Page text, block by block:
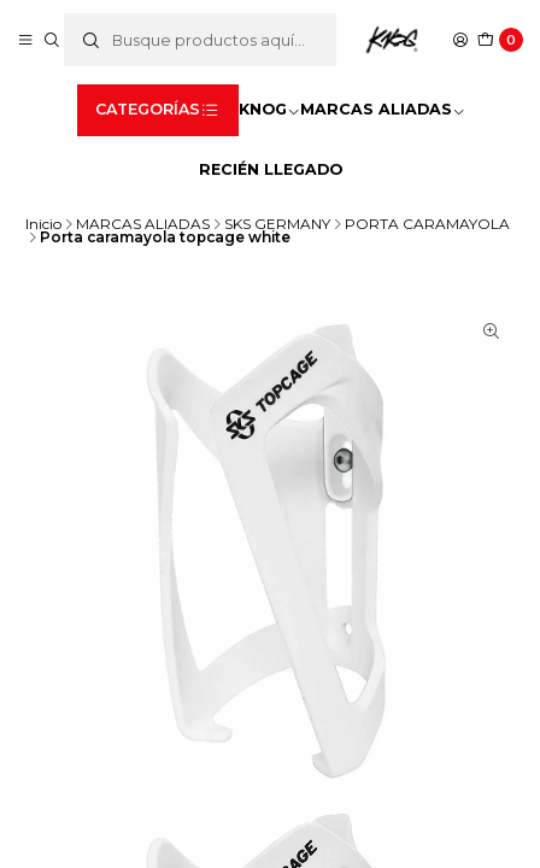
0
CATEGORÍAS KNOG MARCAS ALIADAS
RECIÉN LLEGADO
Inicio MARCAS ALIADAS SKS GERMANY PORTA CARAMAYOLA
Porta caramayola topcage white